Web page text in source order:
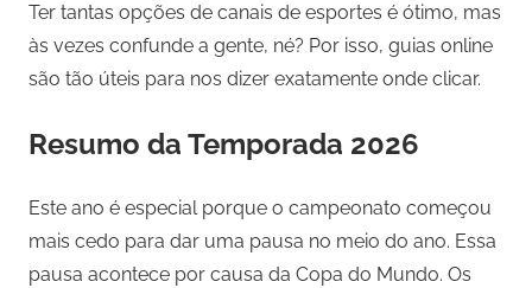
Ter tantas opções de canais de esportes é ótimo, mas
às vezes confunde a gente, né? Por isso, guias online
são tão úteis para nos dizer exatamente onde clicar.
Resumo da Temporada 2026
Este ano é especial porque o campeonato começou
mais cedo para dar uma pausa no meio do ano. Essa
pausa acontece por causa da Copa do Mundo. Os